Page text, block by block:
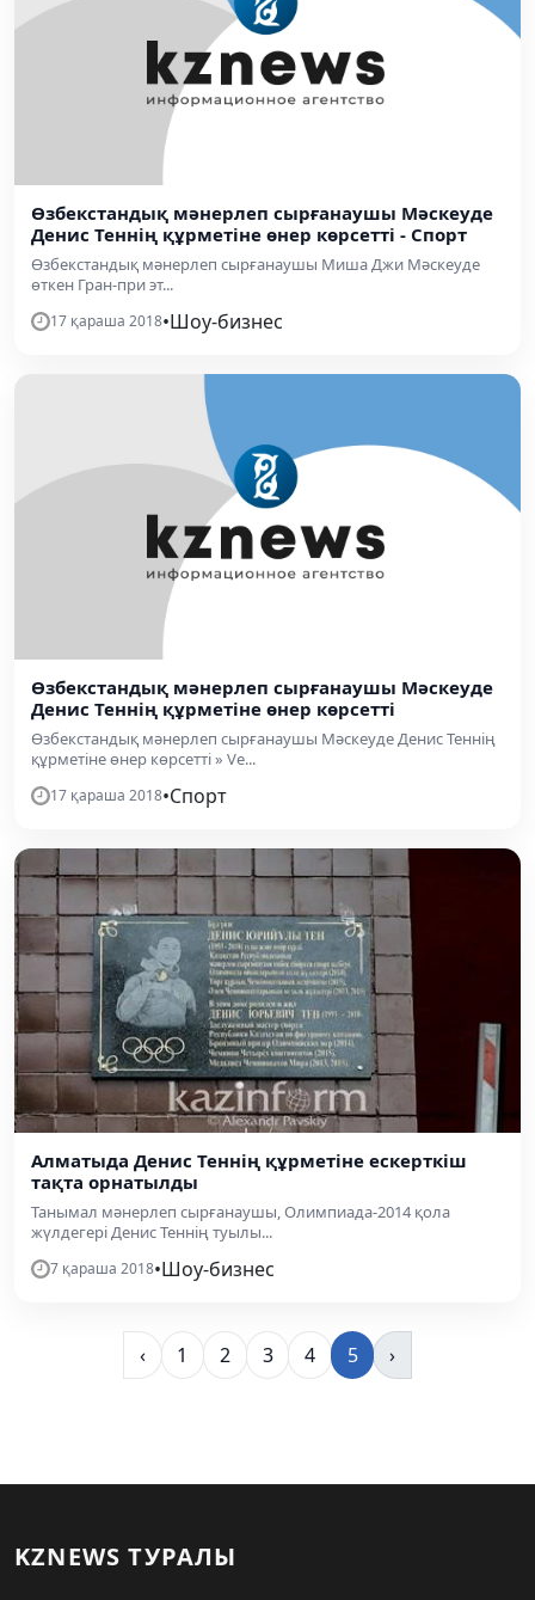
Өзбекстандық мәнерлеп сырғанаушы Мәскеуде
Денис Теннің құрметіне өнер көрсетті - Спорт
Өзбекстандық мәнерлеп сырғанаушы Миша Джи Мәскеуде
өткен Гран-при эт...
17 қараша 2018•Шоу-бизнес
Өзбекстандық мәнерлеп сырғанаушы Мәскеуде
Денис Теннің құрметіне өнер көрсетті
Өзбекстандық мәнерлеп сырғанаушы Мәскеуде Денис Теннің
құрметіне өнер көрсетті » Ve...
17 қараша 2018•Спорт
Алматыда Денис Теннің құрметіне ескерткіш
тақта орнатылды
Танымал мәнерлеп сырғанаушы, Олимпиада-2014 қола
жүлдегері Денис Теннің туылы...
7 қараша 2018•Шоу-бизнес
‹ 1 2 3 4 5 ›
KZNEWS ТУРАЛЫ